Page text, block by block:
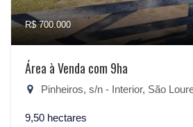
R$ 700.000
Área à Venda com 9ha
Pinheiros, s/n - Interior, São
9,50 hectares